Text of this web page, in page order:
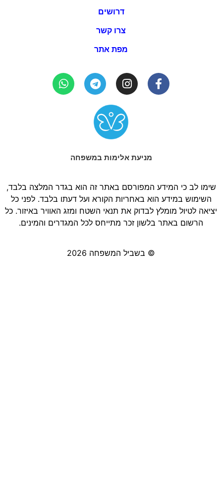
דרושים
צרו קשר
מפת אתר
מניעת אלימות במשפחה
שימו לב כי המידע המפורסם באתר זה הוא בגדר המלצה בלבד,
השימוש במידע הוא באחריות הקורא ועל דעתו בלבד. לפני כל
יציאה לטיול מומלץ לבדוק את תנאי השטח ומזג האוויר באיזור. כל
הרשום באתר בלשון זכר מתייחס לכל המגדרים והמינים.
© בשביל המשפחה 2026